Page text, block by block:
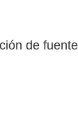
de